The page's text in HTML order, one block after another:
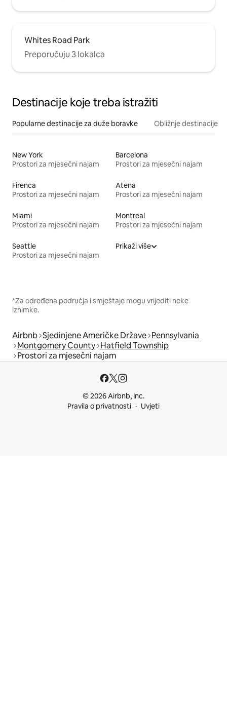
Whites Road Park
Preporučuju 3 lokalca
Destinacije koje treba istražiti
Popularne destinacije za duže boravke Obližnje destinacije
New York
Prostori za mjesečni najam
Barcelona
Prostori za mjesečni najam
Firenca
Prostori za mjesečni najam
Atena
Prostori za mjesečni najam
Miami
Prostori za mjesečni najam
Montreal
Prostori za mjesečni najam
Seattle
Prostori za mjesečni najam
Prikaži više
*Za određena područja i smještaje mogu vrijediti neke
iznimke.
Airbnb Sjedinjene Američke Države Pennsylvania
Montgomery County Hatfield Township
Prostori za mjesečni najam
© 2026 Airbnb, Inc.
Pravila o privatnosti
Uvjeti